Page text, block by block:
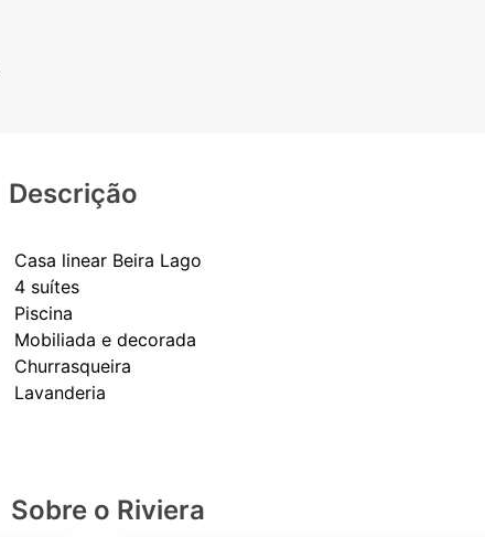
Descrição
Casa linear Beira Lago
4 suítes
Piscina
Mobiliada e decorada
Churrasqueira
Sobre o Riviera